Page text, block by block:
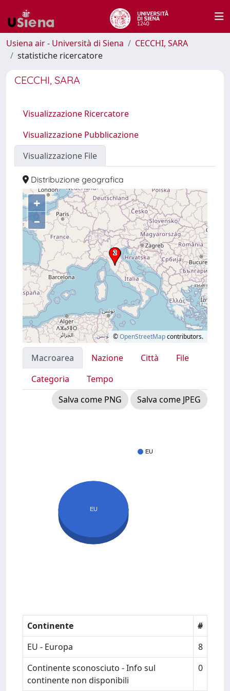
Usiena air - Università di Siena
CECCHI, SARA
statistiche ricercatore
CECCHI, SARA
Visualizzazione Ricercatore
Visualizzazione Pubblicazione
Visualizzazione File
Distribuzione geografica
+
–
©OpenStreetMapcontributors.
Macroarea Nazione Città
File
Categoria
Tempo
Salva come PNG
Salva come JPEG
EU
EU
Continente
#
EU - Europa
8
Continente sconosciuto - Info sul
continente non disponibili
0